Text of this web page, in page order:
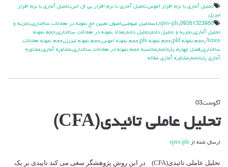
تحليل آماري با نرم افزار اموس,تحليل آماري با نرم افزار پي ال اس,تحليل آماري با نرم افزار
ليزرل
09351323950
,
spss-pls
,اسماعيل عيوضي,اصول تعيين حج نمونه در معادلات ساختاري,تجزيه و
تحليل آماري,تجزيه و تحليل داده,تحليل داده,تعداد نمونه در معادلات ساختاري,حجم نمونه
Amos
,حجم نمونه pld ,حجم نمونه pls ,حجم نمونه اموس,حجم نمونه ليزرل,حجم نمونه معادلات
ساختاري,فصل چهارم پايانامه,محاسبه حجم نمونه در معادلات ساختاری,مشاوره آماري,مشاوره
آماري پايانامه,مشاوره آماري مقاله
آگوست03
تحلیل
تحلیل عاملی تائیدی(CFA)
ارسال شده از spss-pls
تحلیل عاملی تائیدی(CFA) در این روش پژوهشگر سعی می کند تاییدی بر یک